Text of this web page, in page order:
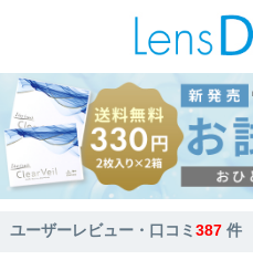
ユーザーレビュー・口コミ387 件